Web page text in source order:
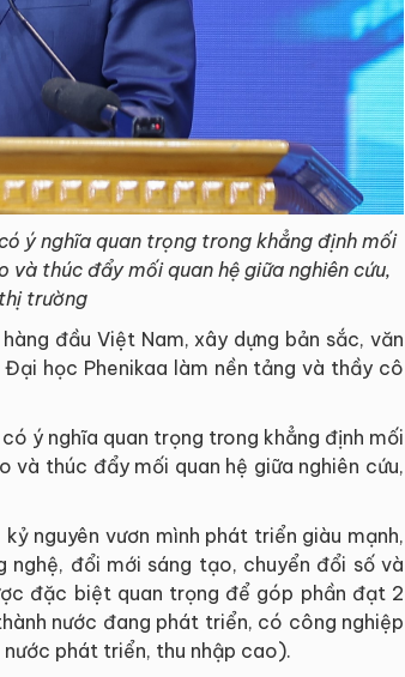
ý nghĩa quan trọng trong khẳng định mối
thúc đẩy mối quan hệ giữa nghiên cứu,
trường
đầu Việt Nam, xây dựng bản sắc, văn
học Phenikaa làm nền tảng và thầy cô
ý nghĩa quan trọng trong khẳng định mối
thúc đẩy mối quan hệ giữa nghiên cứu,
nguyên vươn mình phát triển giàu mạnh,
đổi mới sáng tạo, chuyển đổi số và
đặc biệt quan trọng để góp phần đạt 2
nước đang phát triển, có công nghiệp
phát triển, thu nhập cao).